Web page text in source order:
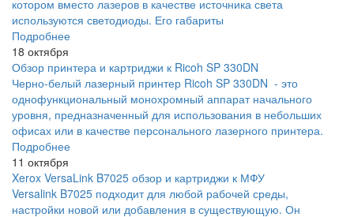
котором вместо лазеров в качестве источника света
используются светодиоды. Его габариты
Подробнее
18 октября
Обзор принтера и картриджи к Ricoh SP 330DN
Черно-белый лазерный принтер Ricoh SP 330DN - это
однофункциональный монохромный аппарат начального
уровня, предназначенный для использования в небольших
офисах или в качестве персонального лазерного принтера.
Подробнее
11 октября
Xerox VersaLink B7025 обзор и картриджи к МФУ
Versalink B7025 подходит для любой рабочей среды,
настройки новой или добавления в существующую. Он